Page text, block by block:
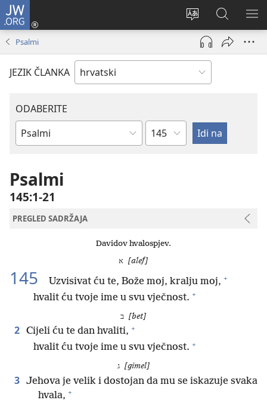
JW.ORG
Promijeni
jezik
Prijava
(otvara
prozor)
JW.ORG
|
Pretraga
Psalmi
JEZIK ČLANKA
ODABERITE
Biblijska
Poglavlje
Psalmi
145:1-21
PREGLED SADRŽAJA
Davidov hvalospjev.
[alef]
145 Uzvisivat ću te, Bože moj, kralju moj, +
hvalit ću tvoje ime u svu vječnost. +
[bet]
2 Cijeli ću te dan hvaliti, +
hvalit ću tvoje ime u svu vječnost. +
ג [gimel]
3 Jehova je velik i dostojan da mu se iskazuje svaka
hvala, +